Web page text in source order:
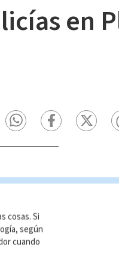
en
cosas. Si
según
cuando